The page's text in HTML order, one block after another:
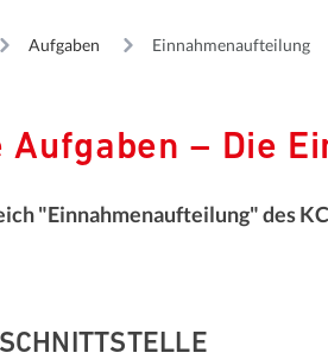
Aufgaben Einnahmenaufteilung
Aufgaben – Die
"Einnahmenaufteilung" des